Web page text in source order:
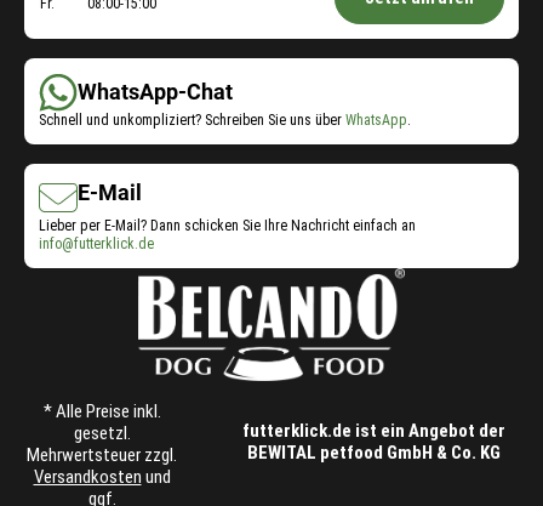
Shop-
WhatsApp-Chat
Schnell und unkompliziert? Schreiben Sie uns über WhatsApp
E-Mail
Lieber per E-Mail? Dann schicken Sie Ihre Nachricht einfach an
info@futterklick.de
* Alle Preise inkl.
gesetzl.
Mehrwertsteuer zzgl.
Versandkosten und
ggf.
futterklick.de ist ein Angebot der
BEWITAL petfood GmbH & Co. KG